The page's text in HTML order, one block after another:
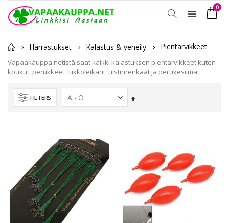
Toggle
0
Harrastukset Kalastus & veneily Pientarvikkeet
Vapaakauppa.netistä saat kaikki kalastuksen pientarvikkeet kuten
koukut, perukkeet, lukkoleikarit, uistinrenkaat ja perukesiimat.
FILTERS
Laskevassa